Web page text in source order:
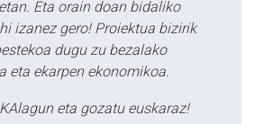
Eta orain doan bidaliko
izanez gero! Proiektua bizirik
dugu zu bezalako
eta ekarpen ekonomikoa.
eta gozatu euskaraz!